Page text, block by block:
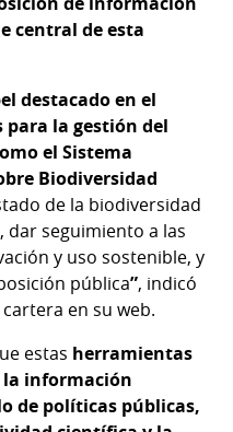
central de esta
destacado en el
la gestión del
el Sistema
Biodiversidad
de la biodiversidad
dar seguimiento a las
y uso sostenible, y
pública”, indicó
en su web.
estas herramientas
información
de políticas públicas,